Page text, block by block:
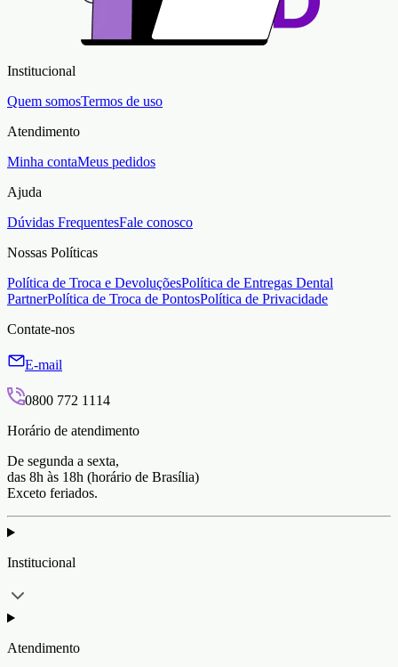
Institucional
Quem somosTermos de uso
Atendimento
Minha contaMeus pedidos
Ajuda
Dúvidas FrequentesFale conosco
Nossas Políticas
Política de Troca e DevoluçõesPolítica de Entregas Dental
PartnerPolítica de Troca de PontosPolítica de Privacidade
Contate-nos
E-mail
0800 772 1114
Horário de atendimento
De segunda a sexta,
das 8h às 18h (horário de Brasília)
Exceto feriados.
Institucional
Atendimento